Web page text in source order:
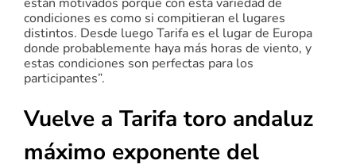
condiciones es como si compitieran el lugares
distintos. Desde luego Tarifa es el lugar de Europa
donde probablemente haya más horas de viento, y
estas condiciones son perfectas para los
participantes”.
Vuelve a Tarifa toro andaluz
máximo exponente del